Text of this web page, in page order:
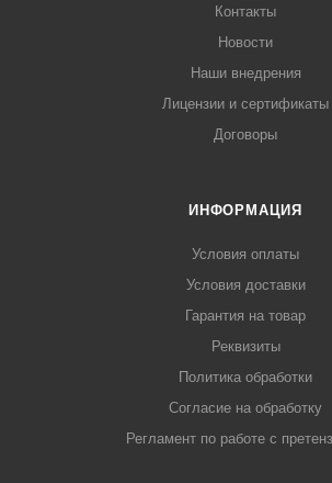
Контакты
Новости
Наши внедрения
Лицензии и сертификаты
Договоры
ИНФОРМАЦИЯ
Условия оплаты
Условия доставки
Гарантия на товар
Реквизиты
Политика обработки
Согласие на обработку
Регламент по работе с